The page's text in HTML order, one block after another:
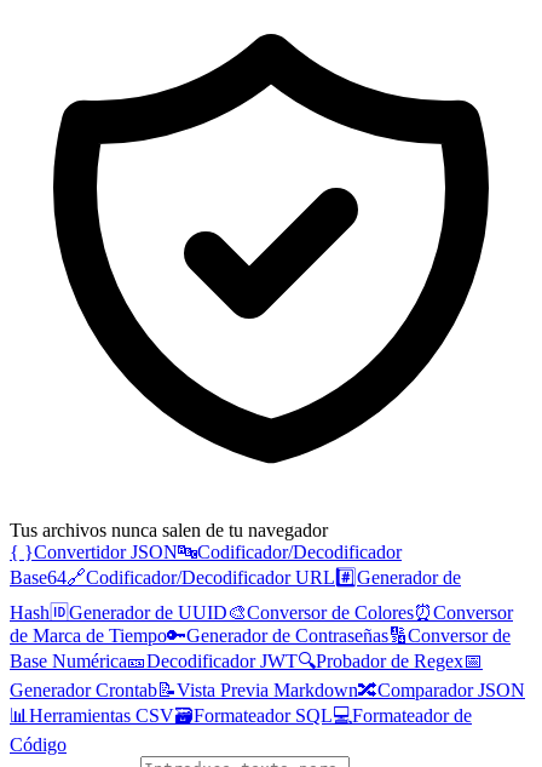
Tus archivos nunca salen de tu navegador
{ }Convertidor JSON🔤Codificador/Decodificador
Base64🔗Codificador/Decodificador URL #️⃣Generador de
Hash 🆔Generador de UUID🎨Conversor de Colores⏰Conversor
de Marca de Tiempo🔑Generador de Contraseñas🔢Conversor de
Base Numérica🎫Decodificador JWT🔍Probador de Regex📅
Generador Crontab📝Vista Previa Markdown🔀Comparador JSON
📊 Herramientas CSV🗃️Formateador SQL💻Formateador de
Código